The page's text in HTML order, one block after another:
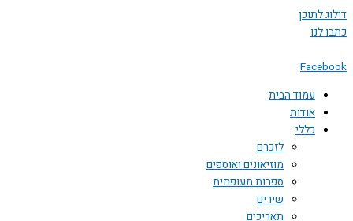
לתוכן
לנו
עמוד הבית
אודות
כללי
לזכרם
מוזיאונים ואוספים
ספרות תעופתית
שירים
תאריכים